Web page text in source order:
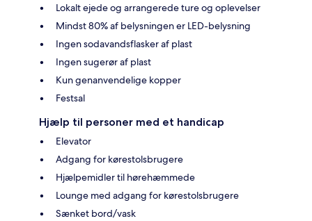
Lokalt ejede og arrangerede ture og oplevelser
Mindst 80% af belysningen er LED-belysning
Ingen sodavandsflasker af plast
Ingen sugerør af plast
Kun genanvendelige kopper
Festsal
Hjælp til personer med et handicap
Elevator
Adgang for kørestolsbrugere
Hjælpemidler til hørehæmmede
Lounge med adgang for kørestolsbrugere
Sænket bord/vask